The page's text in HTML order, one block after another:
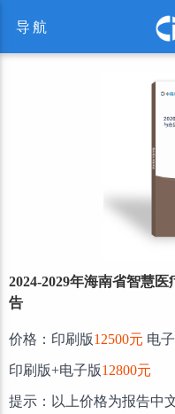
导航
2024-2029年海南省智慧
告
价格：印刷版12500元 电
印刷版+电子版12800元
提示：以上价格为报告中